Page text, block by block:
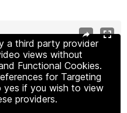
a third party provider
views without
Functional Cookies.
for Targeting
yes if you wish to view
providers.